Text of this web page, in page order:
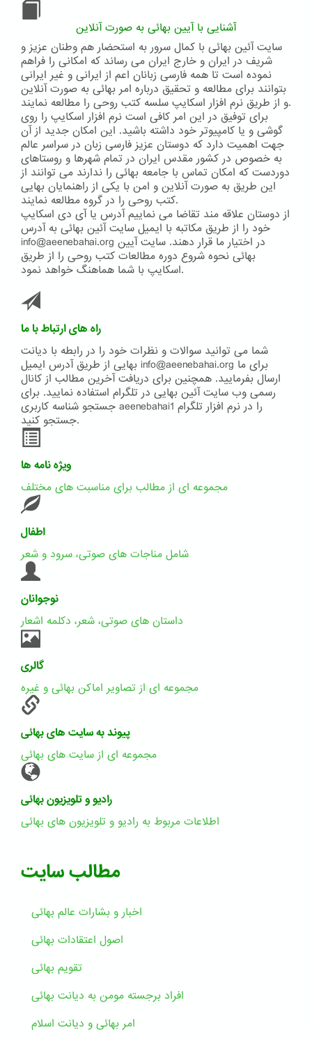
آشنایی با آیین بهائی به صورت آنلاین
سایت آئین بهائی با کمال سرور به استحضار هم وطنان عزیز و
شریف در ایران و خارج ایران می رساند که امکانی را فراهم
نموده است تا همه فارسی زبانان اعم از ایرانی و غیر ایرانی
بتوانند برای مطالعه و تحقیق درباره امر بهائی به صورت آنلاین
و از طریق نرم افزار اسکایپ سلسه کتب روحی را مطالعه نمایند.
برای توفیق در این امر کافی است نرم افزار اسکایپ را روی
گوشی و یا کامپیوتر خود داشته باشید. این امکان جدید از آن
جهت اهمیت دارد که دوستان عزیز فارسی زبان در سراسر عالم
به خصوص در کشور مقدس ایران در تمام شهرها و روستاهای
دوردست که امکان تماس با جامعه بهائی را ندارند می توانند از
این طریق به صورت آنلاین و امن با یکی از راهنمایان بهایی
کتب روحی را در گروه مطالعه نمایند.
از دوستان علاقه مند تقاضا می نماییم آدرس یا آی دی اسکایپ
خود را از طریق مکاتبه با ایمیل سایت آئین بهائی به آدرس
info@aeenebahai.org در اختیار ما قرار دهند. سایت آیین
بهائی نحوه شروع دوره مطالعات کتب روحی را از طریق
اسکایپ با شما هماهنگ خواهد نمود.
راه های ارتباط با ما
شما می توانید سوالات و نظرات خود را در رابطه با دیانت
بهایی از طریق آدرس ایمیل info@aeenebahai.org برای ما
ارسال بفرمایید. همچنین برای دریافت آخرین مطالب از کانال
رسمی وب سایت آئین بهایی در تلگرام استفاده نمایید. برای
جستجو شناسه کاربری aeenebahai1 را در نرم افزار تلگرام
جستجو کنید.
ویژه نامه ها
مجموعه ای از مطالب برای مناسبت های مختلف
اطفال
شامل مناجات های صوتی، سرود و شعر
نوجوانان
داستان های صوتی، شعر، دکلمه اشعار
گالری
مجموعه ای از تصاویر اماکن بهائی و غیره
پیوند به سایت های بهائی
مجموعه ای از سایت های بهائی
رادیو و تلویزیون بهائی
اطلاعات مربوط به رادیو و تلویزیون های بهائی
مطالب سایت
اخبار و بشارات عالم بهائى
اصول اعتقادات بهائی
تقویم بهائی
افراد برجسته مومن به دیانت بهائی
امر بهائی و دیانت اسلام